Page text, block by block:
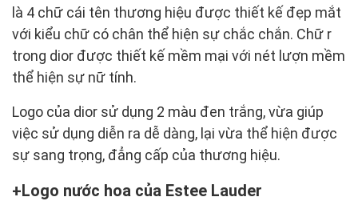
là 4 chữ cái tên thương hiệu được thiết kế đẹp mắt
với kiểu chữ có chân thể hiện sự chắc chắn. Chữ r
trong dior được thiết kế mềm mại với nét lượn mềm
thể hiện sự nữ tính.
Logo của dior sử dụng 2 màu đen trắng, vừa giúp
việc sử dụng diễn ra dễ dàng, lại vừa thể hiện được
sự sang trọng, đẳng cấp của thương hiệu.
Logo nước hoa của Estee Lauder